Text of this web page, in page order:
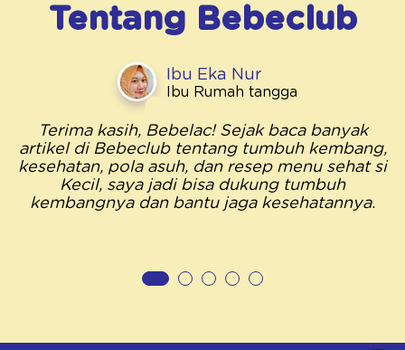
Tentang Bebeclub
Ibu Eka Nur
Ibu Rumah tangga
Terima kasih, Bebelac! Sejak baca banyak
artikel di Bebeclub tentang tumbuh kembang,
kesehatan, pola asuh, dan resep menu sehat si
Kecil, saya jadi bisa dukung tumbuh
kembangnya dan bantu jaga kesehatannya.